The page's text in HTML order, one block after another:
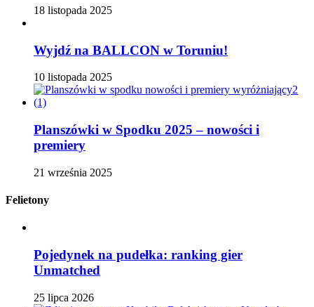
18 listopada 2025
Wyjdź na BALLCON w Toruniu!
10 listopada 2025
Planszówki w Spodku 2025 – nowości i
premiery
21 września 2025
Felietony
Pojedynek na pudełka: ranking gier
Unmatched
25 lipca 2026